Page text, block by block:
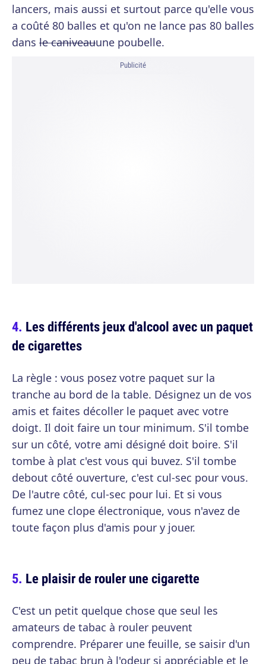
lancers, mais aussi et surtout parce qu'elle vous
a coûté 80 balles et qu'on ne lance pas 80 balles
dans le caniveauune poubelle.
Publicité
Les différents jeux d'alcool avec un paquet
de cigarettes
La règle : vous posez votre paquet sur la
tranche au bord de la table. Désignez un de vos
amis et faites décoller le paquet avec votre
doigt. Il doit faire un tour minimum. S'il tombe
sur un côté, votre ami désigné doit boire. S'il
tombe à plat c'est vous qui buvez. S'il tombe
debout côté ouverture, c'est cul-sec pour vous.
De l'autre côté, cul-sec pour lui. Et si vous
fumez une clope électronique, vous n'avez de
toute façon plus d'amis pour y jouer.
Le plaisir de rouler une cigarette
C'est un petit quelque chose que seul les
amateurs de tabac à rouler peuvent
comprendre. Préparer une feuille, se saisir d'un
peu de tabac brun à l'odeur si appréciable et le